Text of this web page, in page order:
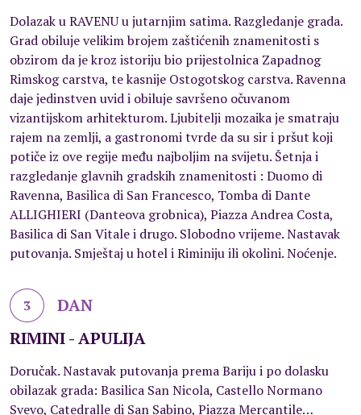
Dolazak u RAVENU u jutarnjim satima. Razgledanje grada.
Grad obiluje velikim brojem zaštićenih znamenitosti s
obzirom da je kroz istoriju bio prijestolnica Zapadnog
Rimskog carstva, te kasnije Ostogotskog carstva. Ravenna
daje jedinstven uvid i obiluje savršeno očuvanom
vizantijskom arhitekturom. Ljubitelji mozaika je smatraju
rajem na zemlji, a gastronomi tvrde da su sir i pršut koji
potiče iz ove regije među najboljim na svijetu. Šetnja i
razgledanje glavnih gradskih znamenitosti : Duomo di
Ravenna, Basilica di San Francesco, Tomba di Dante
ALLIGHIERI (Danteova grobnica), Piazza Andrea Costa,
Basilica di San Vitale i drugo. Slobodno vrijeme. Nastavak
putovanja. Smještaj u hotel i Riminiju ili okolini. Noćenje.
3
DAN
RIMINI - APULIJA
Doručak. Nastavak putovanja prema Bariju i po dolasku
obilazak grada: Basilica San Nicola, Castello Normano
Svevo, Catedralle di San Sabino, Piazza Mercantile…